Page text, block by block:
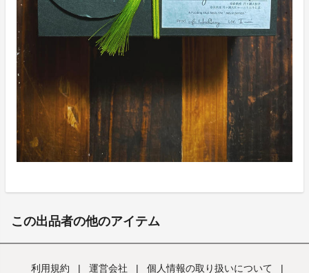
この出品者の他のアイテム
利用規約 | 運営会社 | 個人情報の取り扱いについて |